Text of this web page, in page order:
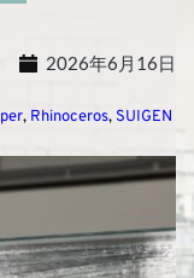
2026年6月16日
, Rhinoceros, SUIGEN